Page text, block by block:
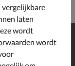
vergelijkbare
laten
wordt
wordt